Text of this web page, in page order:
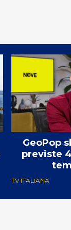
GeoPop
previste
TV ITALIANA